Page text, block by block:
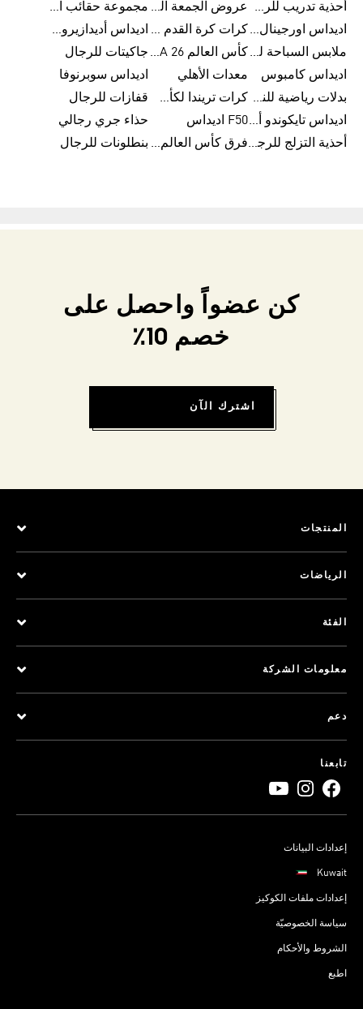
أحذية تدريب للرجال
عروض الجمعة البيضاء للرجال
مجموعة حقائب الظهر
اديداس اورجينال ملابس
كرات كرة القدم للرجال
اديداس أديدازيرو معدات الجري
ملابس السباحة للرجال
كأس العالم FIFA 26™ جاكيتات للرجال
اديداس كامبوس
معدات الأهلي
اديداس سوبرنوفا
بدلات رياضية للنساء
كرات تريندا لكأس العالم FIFA 26™
قفازات للرجال
اديداس تايكوندو أورجنالزF50 اديداس
حذاء جري رجالي
أحذية التزلج للرجال
فرق كأس العالم FIFA 26™ بنطلونات للرجال
كن عضواً واحصل على
خصم 10٪
اشترك الآن
المنتجات
الرياضات
الفئة
معلومات الشركة
دعم
تابعنا
إعدادات البيانات
Kuwait
إعدادات ملفات الكوكيز
سياسة الخصوصيّة
الشروط والأحكام
اطبع